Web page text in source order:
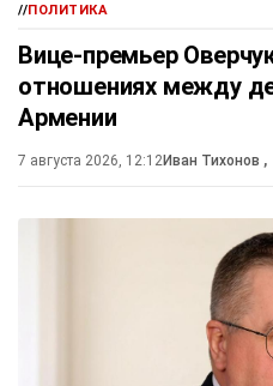
//ПОЛИТИКА
Вице-премьер
отношениях между
Армении
7 августа 2026, 12:12Иван Тихонов ,